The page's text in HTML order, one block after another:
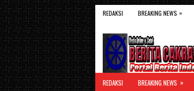
REDAKSI BREAKING NEWS »
REDAKSI BREAKING NEWS »